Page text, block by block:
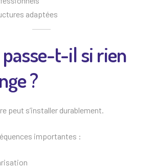
adaptées
passe-t-il si rien
?
peut s’installer durablement.
importantes :